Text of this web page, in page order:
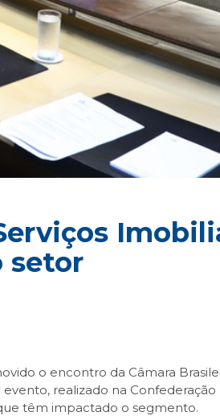
setor
o encontro da Câmara
realizado na
têm impactado o segmento.